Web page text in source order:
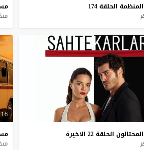
المنظمة الحلقة 174
منذ 5
المحتالون الحلقة 22 الاخيرة
منذ 5